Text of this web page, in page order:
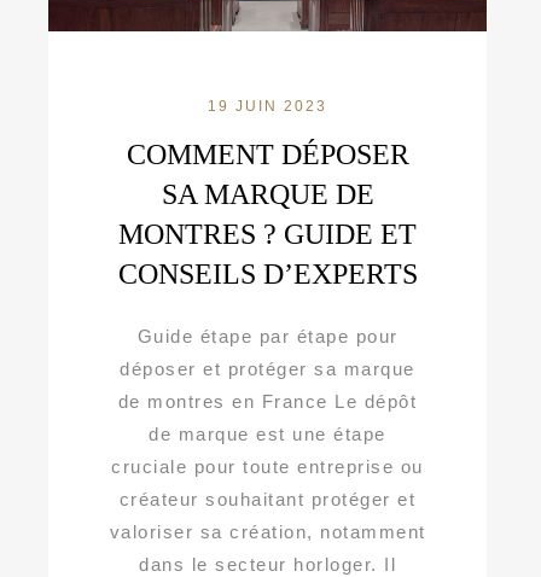
19 JUIN 2023
COMMENT DÉPOSER
SA MARQUE DE
MONTRES ? GUIDE ET
CONSEILS D’EXPERTS
Guide étape par étape pour
déposer et protéger sa marque
de montres en France Le dépôt
de marque est une étape
cruciale pour toute entreprise ou
créateur souhaitant protéger et
valoriser sa création, notamment
dans le secteur horloger. Il